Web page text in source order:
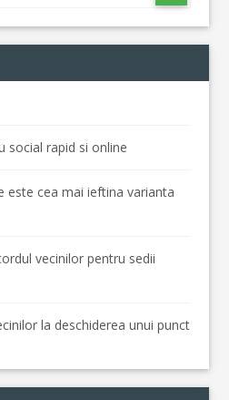
social rapid si online
este cea mai ieftina varianta
vecinilor pentru sedii
la deschiderea unui punct